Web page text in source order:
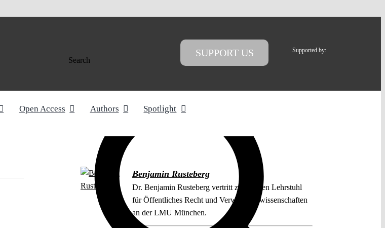
Search
SUPPORT US Supported by:
Open Access Authors Spotlight
Benjamin Rusteberg
Dr. Benjamin Rusteberg vertritt zurzeit den Lehrstuhl
für Öffentliches Recht und Verwaltungswissenschaften
an der LMU München.